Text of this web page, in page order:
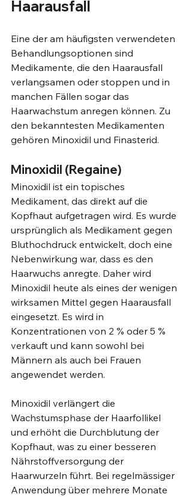
Haarausfall
Eine der am häufigsten verwendeten
Behandlungsoptionen sind
Medikamente, die den Haarausfall
verlangsamen oder stoppen und in
manchen Fällen sogar das
Haarwachstum anregen können. Zu
den bekanntesten Medikamenten
gehören Minoxidil und Finasterid.
Minoxidil (Regaine)
Minoxidil ist ein topisches
Medikament, das direkt auf die
Kopfhaut aufgetragen wird. Es wurde
ursprünglich als Medikament gegen
Bluthochdruck entwickelt, doch eine
Nebenwirkung war, dass es den
Haarwuchs anregte. Daher wird
Minoxidil heute als eines der wenigen
wirksamen Mittel gegen Haarausfall
eingesetzt. Es wird in
Konzentrationen von 2 % oder 5 %
verkauft und kann sowohl bei
Männern als auch bei Frauen
angewendet werden.
Minoxidil verlängert die
Wachstumsphase der Haarfollikel
und erhöht die Durchblutung der
Kopfhaut, was zu einer besseren
Nährstoffversorgung der
Haarwurzeln führt. Bei regelmässiger
Anwendung über mehrere Monate